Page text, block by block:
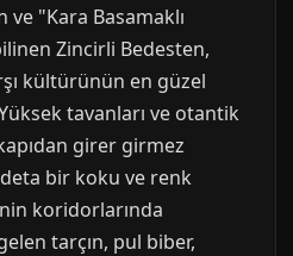
ve "Kara Basamaklı
Zincirli Bedesten,
kültürünün en güzel
tavanları ve otantik
girer girmez
bir koku ve renk
koridorlarında
tarçın, pul biber,